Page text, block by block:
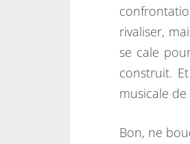
rivaliser,
se cale
construit.
musicale de
Bon, ne